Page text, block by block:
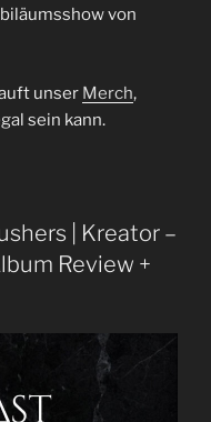
von
unser Merch,
sein kann.
| Kreator –
Review +